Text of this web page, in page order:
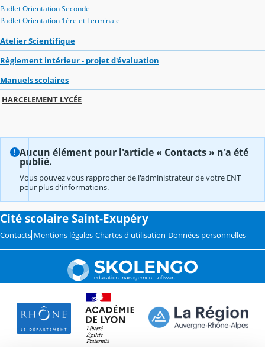
Padlet Orientation Seconde
Padlet Orientation 1ère et Terminale
Atelier Scientifique
Règlement intérieur - projet d'évaluation
Manuels scolaires
HARCELEMENT LYCÉE
Aucun élément pour l'article « Contacts » n'a été
publié.
Vous pouvez vous rapprocher de l'administrateur de votre ENT
pour plus d'informations.
Cité scolaire Saint-Exupéry
Contacts Mentions légales Chartes d'utilisation Données personnelles